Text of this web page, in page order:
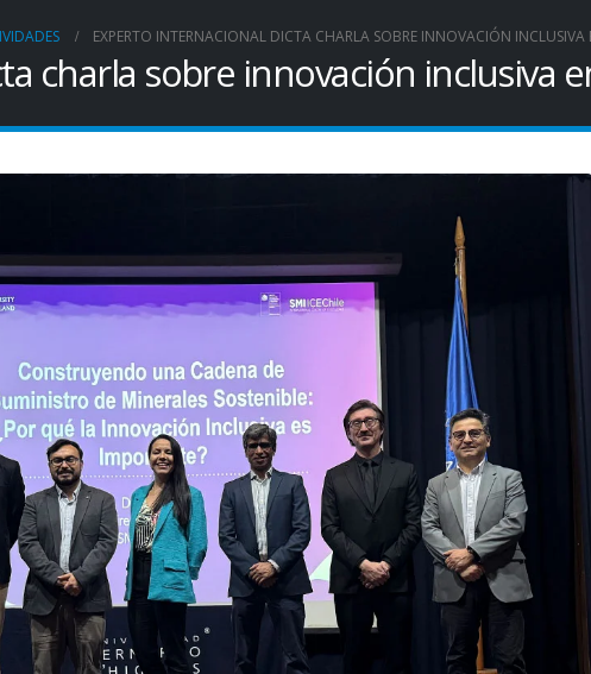
EXPERTO INTERNACIONAL DICTA CHARLA SOBRE INNOVACIÓN INCLUSIVA
charla sobre innovación inclusiva